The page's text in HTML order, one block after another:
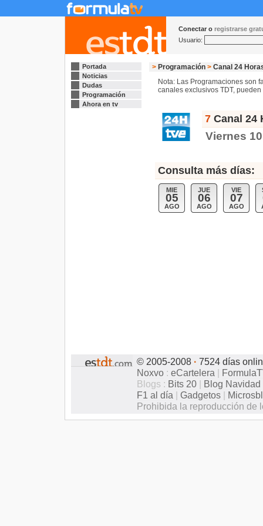
Conectar o registrarse
Usuario:
Portada
Noticias
Dudas
Programación
Ahora en tv
> Programación > Canal 24
Nota: Las Programaciones son
canales exclusivos TDT,
7 Canal 24
Viernes
Consulta más días:
MIE
05
AGO
JUE
06
AGO
VIE
07
AGO
© 2005-2008 · 7524 días
Noxvo : eCartelera |
Blogs : Bits 20 | Blog Navidad
F1 al día | Gadgetos |
Prohibida la reproducción de